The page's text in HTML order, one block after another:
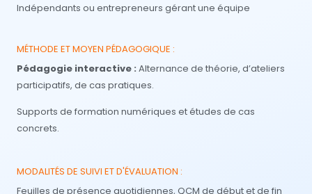
Indépendants ou entrepreneurs gérant une équipe
MÉTHODE ET MOYEN PÉDAGOGIQUE :
Pédagogie interactive : Alternance de théorie, d’ateliers
participatifs, de cas pratiques.
Supports de formation numériques et études de cas
concrets.
MODALITÉS DE SUIVI ET D'ÉVALUATION :
Feuilles de présence quotidiennes, QCM de début et de fin